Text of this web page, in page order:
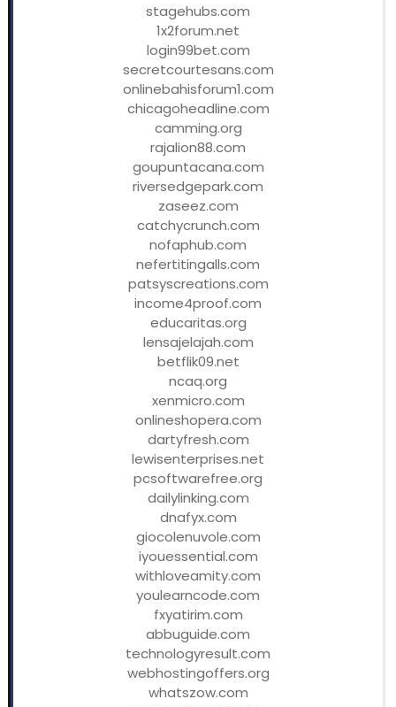
stagehubs.com
1x2forum.net
login99bet.com
secretcourtesans.com
onlinebahisforum1.com
chicagoheadline.com
camming.org
rajalion88.com
goupuntacana.com
riversedgepark.com
zaseez.com
catchycrunch.com
nofaphub.com
nefertitingalls.com
patsyscreations.com
income4proof.com
educaritas.org
lensajelajah.com
betflik09.net
ncaq.org
xenmicro.com
onlineshopera.com
dartyfresh.com
lewisenterprises.net
pcsoftwarefree.org
dailylinking.com
dnafyx.com
giocolenuvole.com
iyouessential.com
withloveamity.com
youlearncode.com
fxyatirim.com
abbuguide.com
technologyresult.com
webhostingoffers.org
whatszow.com